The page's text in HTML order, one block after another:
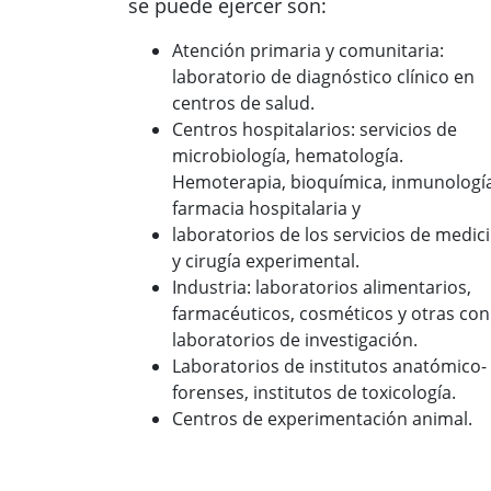
se puede ejercer son:
Atención primaria y comunitaria:
laboratorio de diagnóstico clínico en
centros de salud.
Centros hospitalarios: servicios de
microbiología, hematología.
Hemoterapia, bioquímica,
farmacia hospitalaria y
laboratorios de los servicios de
y cirugía experimental.
Industria: laboratorios alimentarios,
farmacéuticos, cosméticos y otras con
laboratorios de investigación.
Laboratorios de institutos anatómico-
forenses, institutos de toxicología.
Centros de experimentación animal.